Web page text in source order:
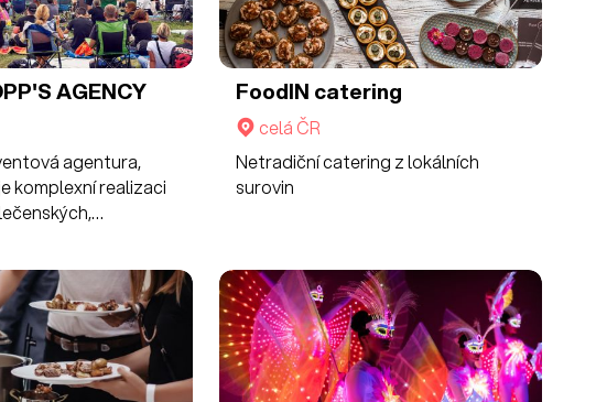
AGENCY
agentura,
komplexní realizaci
FoodIN catering
celá ČR
Netradiční catering z lokálních
surovin